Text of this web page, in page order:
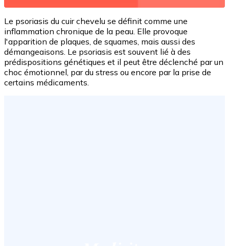
Le psoriasis du cuir chevelu se définit comme une
inflammation chronique de la peau. Elle provoque
l'apparition de plaques, de squames, mais aussi des
démangeaisons. Le psoriasis est souvent lié à des
prédispositions génétiques et il peut être déclenché par un
choc émotionnel, par du stress ou encore par la prise de
certains médicaments.